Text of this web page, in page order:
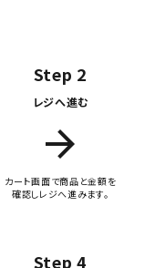
Step 2
レジへ進む
arrow_forward
カート画面で商品と金額を
確認しレジへ進みます。
Step 4